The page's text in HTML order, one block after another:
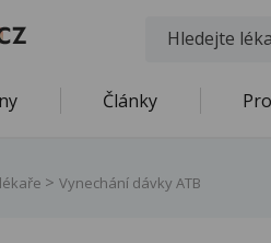
Články
Vynechání dávky ATB